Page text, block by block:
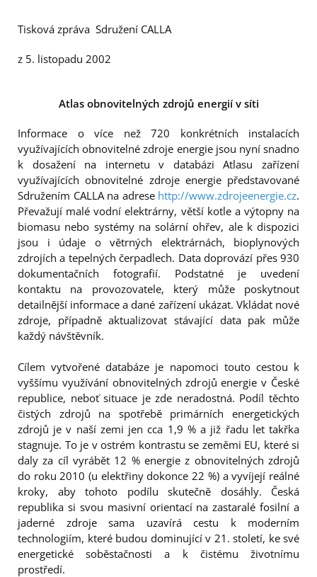
Tisková zpráva Sdružení CALLA
z 5. listopadu 2002
Atlas obnovitelných zdrojů energií v síti
Informace o více než 720 konkrétních instalacích
využívajících obnovitelné zdroje energie jsou nyní snadno
k dosažení na internetu v databázi Atlasu zařízení
využívajících obnovitelné zdroje energie představované
Sdružením CALLA na adrese http://www.zdrojeenergie.cz.
Převažují malé vodní elektrárny, větší kotle a výtopny na
biomasu nebo systémy na solární ohřev, ale k dispozici
jsou i údaje o větrných elektrárnách, bioplynových
zdrojích a tepelných čerpadlech. Data doprovází přes 930
dokumentačních fotografií. Podstatné je uvedení
kontaktu na provozovatele, který může poskytnout
detailnější informace a dané zařízení ukázat. Vkládat nové
zdroje, případně aktualizovat stávající data pak může
každý návštěvník.
Cílem vytvořené databáze je napomoci touto cestou k
vyššímu využívání obnovitelných zdrojů energie v České
republice, neboť situace je zde neradostná. Podíl těchto
čistých zdrojů na spotřebě primárních energetických
zdrojů je v naší zemi jen cca 1,9 % a již řadu let takřka
stagnuje. To je v ostrém kontrastu se zeměmi EU, které si
daly za cíl vyrábět 12 % energie z obnovitelných zdrojů
do roku 2010 (u elektřiny dokonce 22 %) a vyvíjejí reálné
kroky, aby tohoto podílu skutečně dosáhly. Česká
republika si svou masivní orientací na zastaralé fosilní a
jaderné zdroje sama uzavírá cestu k moderním
technologiím, které budou dominující v 21. století, ke své
energetické soběstačnosti a k čistému životnímu
prostředí.